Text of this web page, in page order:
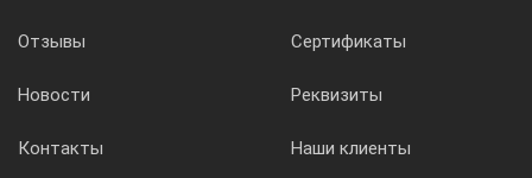
Примечание
Отзывы Сертификаты
Новости Реквизиты
Контакты Наши клиенты